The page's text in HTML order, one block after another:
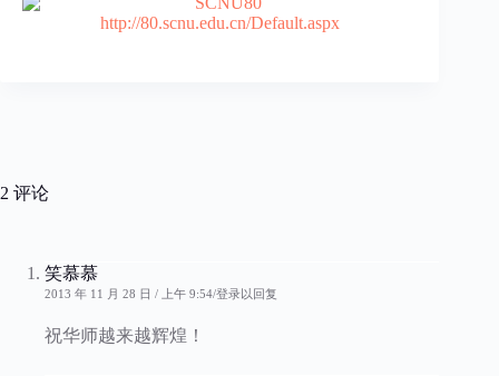
http://80.scnu.edu.cn/Default.aspx
2 评论
笑慕慕
2013 年 11 月 28 日 / 上午 9:54 登录以回复
祝华师越来越辉煌！